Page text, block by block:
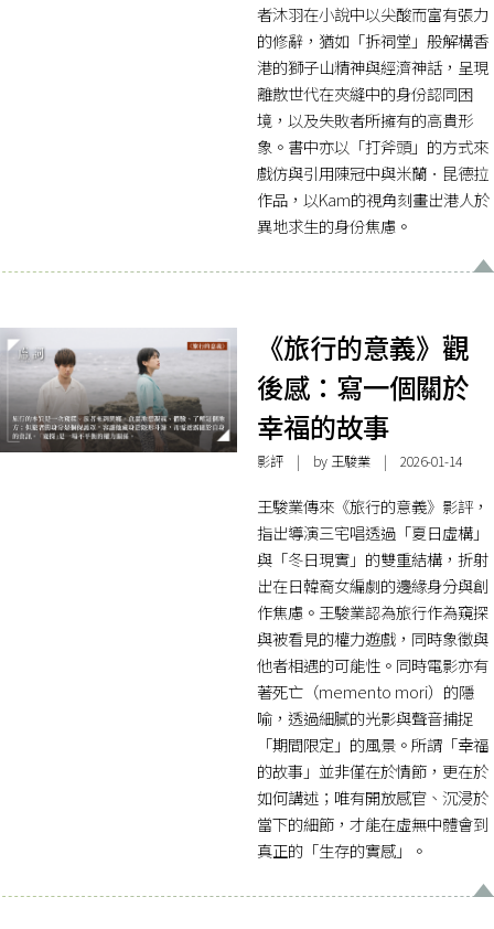
者沐羽在小說中以尖酸而富有張力
的修辭，猶如「拆祠堂」般解構香
港的獅子山精神與經濟神話，呈現
離散世代在夾縫中的身份認同困
境，以及失敗者所擁有的高貴形
象。書中亦以「打斧頭」的方式來
戲仿與引用陳冠中與米蘭．昆德拉
作品，以Kam的視角刻畫出港人於
異地求生的身份焦慮。
《旅行的意義》觀
後感：寫一個關於
幸福的故事
影評| by 王駿業 | 2026-01-14
王駿業傳來《旅行的意義》影評，
指出導演三宅唱透過「夏日虛構」
與「冬日現實」的雙重結構，折射
出在日韓裔女編劇的邊緣身分與創
作焦慮。王駿業認為旅行作為窺探
與被看見的權力遊戲，同時象徵與
他者相遇的可能性。同時電影亦有
著死亡（memento mori）的隱
喻，透過細膩的光影與聲音捕捉
「期間限定」的風景。所謂「幸福
的故事」並非僅在於情節，更在於
如何講述；唯有開放感官、沉浸於
當下的細節，才能在虛無中體會到
真正的「生存的實感」。